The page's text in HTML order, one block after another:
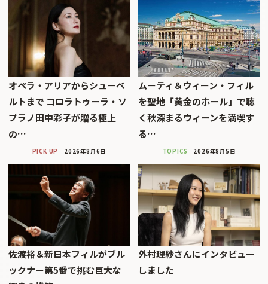
オペラ・アリアからシューベ
ルトまで コロラトゥーラ・ソ
プラノ田中彩子が贈る極上
の…
PICK UP 2026年8月6日
ムーティ＆ウィーン・フィル
を聖地「黄金のホール」で聴
く秋深まるウィーンを満喫す
る…
TOPICS 2026年8月5日
佐渡裕＆新日本フィルがブル
ックナー第5番で挑む巨大な
外村理紗さんにインタビュー
しました